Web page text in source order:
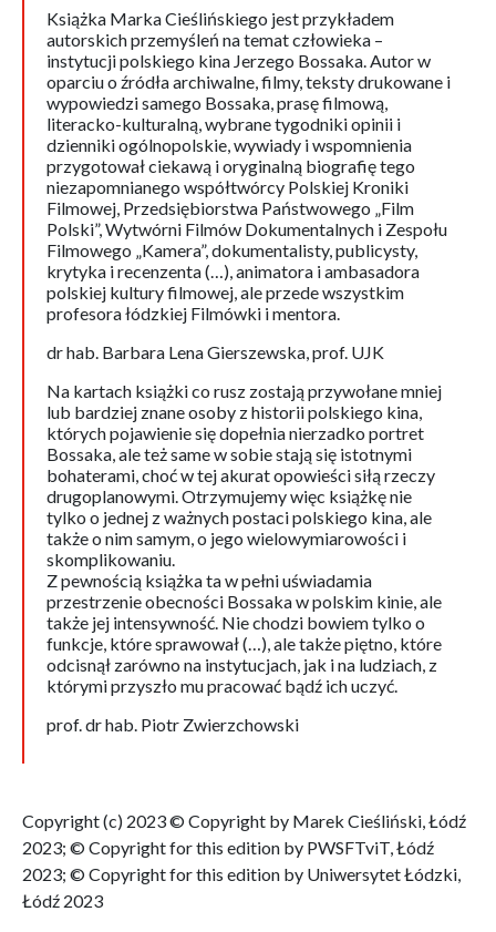
Książka Marka Cieślińskiego jest przykładem
autorskich przemyśleń na temat człowieka –
instytucji polskiego kina Jerzego Bossaka. Autor w
oparciu o źródła archiwalne, filmy, teksty drukowane i
wypowiedzi samego Bossaka, prasę filmową,
literacko-kulturalną, wybrane tygodniki opinii i
dzienniki ogólnopolskie, wywiady i wspomnienia
przygotował ciekawą i oryginalną biografię tego
niezapomnianego współtwórcy Polskiej Kroniki
Filmowej, Przedsiębiorstwa Państwowego „Film
Polski”, Wytwórni Filmów Dokumentalnych i Zespołu
Filmowego „Kamera”, dokumentalisty, publicysty,
krytyka i recenzenta (…), animatora i ambasadora
polskiej kultury filmowej, ale przede wszystkim
profesora łódzkiej Filmówki i mentora.
dr hab. Barbara Lena Gierszewska, prof. UJK
Na kartach książki co rusz zostają przywołane mniej
lub bardziej znane osoby z historii polskiego kina,
których pojawienie się dopełnia nierzadko portret
Bossaka, ale też same w sobie stają się istotnymi
bohaterami, choć w tej akurat opowieści siłą rzeczy
drugoplanowymi. Otrzymujemy więc książkę nie
tylko o jednej z ważnych postaci polskiego kina, ale
także o nim samym, o jego wielowymiarowości i
skomplikowaniu.
Z pewnością książka ta w pełni uświadamia
przestrzenie obecności Bossaka w polskim kinie, ale
także jej intensywność. Nie chodzi bowiem tylko o
funkcje, które sprawował (…), ale także piętno, które
odcisnął zarówno na instytucjach, jak i na ludziach, z
którymi przyszło mu pracować bądź ich uczyć.
prof. dr hab. Piotr Zwierzchowski
Copyright (c) 2023 © Copyright by Marek Cieśliński, Łódź
2023; © Copyright for this edition by PWSFTviT, Łódź
2023; © Copyright for this edition by Uniwersytet Łódzki,
Łódź 2023